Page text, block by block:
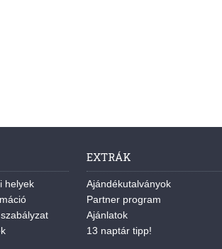
helyek
EXTRÁK
Ajándékutalványok
Partner program
Ajánlatok
13 naptár tipp!